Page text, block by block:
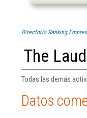
Directorio Ranking
The
Todas las demás
Datos